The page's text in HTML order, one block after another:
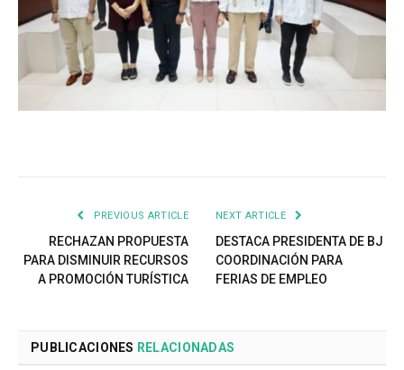
PREVIOUS ARTICLE
RECHAZAN PROPUESTA
PARA DISMINUIR RECURSOS
A PROMOCIÓN TURÍSTICA
NEXT ARTICLE
DESTACA PRESIDENTA DE BJ
COORDINACIÓN PARA
FERIAS DE EMPLEO
PUBLICACIONES RELACIONADAS